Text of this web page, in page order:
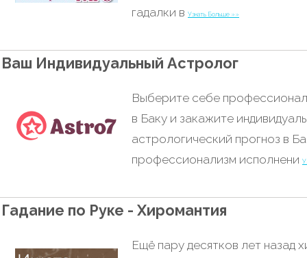
гадалки в Узнать Больше »»
Ваш Индивидуальный Астролог
Выберите себе
в Баку и закажите
астрологический прогноз в
профессионализм исполнени
Гадание по Руке - Хиромантия
Ещё пару десятков лет назад